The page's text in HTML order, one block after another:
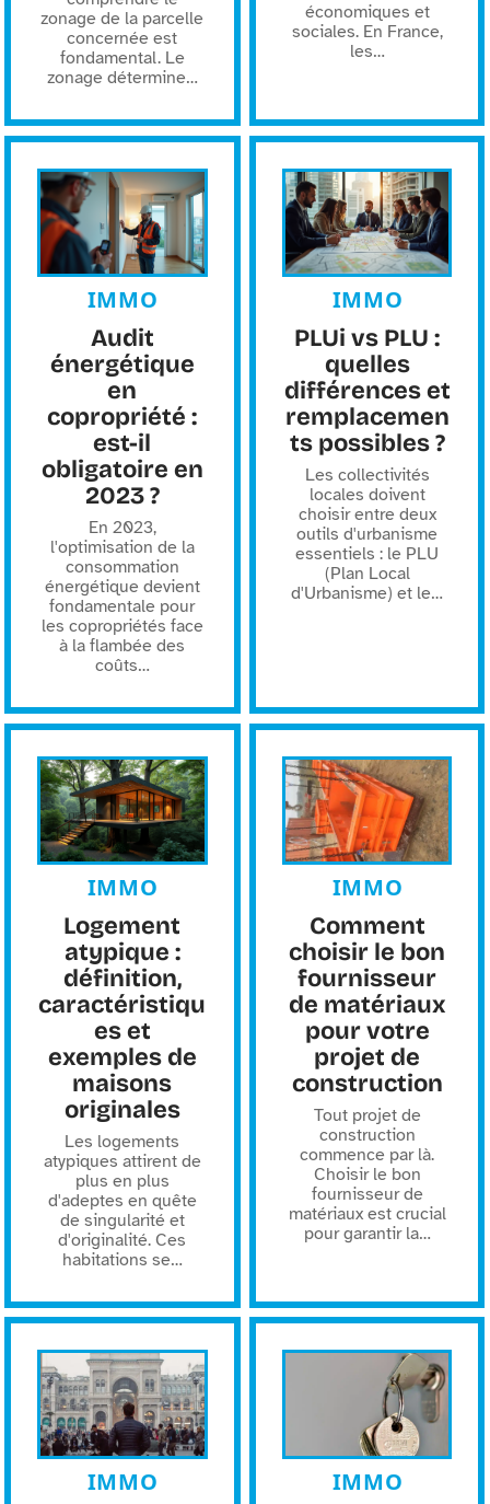
zonage de la parcelle
concernée est
fondamental. Le
zonage détermine…
économiques et
sociales. En France,
les…
IMMO
Audit
énergétique
en
copropriété :
est-il
obligatoire en
2023 ?
En 2023,
l'optimisation de la
consommation
énergétique devient
fondamentale pour
les copropriétés face
à la flambée des
coûts…
IMMO
PLUi vs PLU :
quelles
différences et
remplacemen
ts possibles ?
Les collectivités
locales doivent
choisir entre deux
outils d'urbanisme
essentiels : le PLU
(Plan Local
d'Urbanisme) et le…
IMMO
Logement
atypique :
définition,
caractéristiqu
es et
exemples de
maisons
originales
Les logements
atypiques attirent de
plus en plus
d'adeptes en quête
de singularité et
d'originalité. Ces
habitations se…
IMMO
Comment
choisir le bon
fournisseur
de matériaux
pour votre
projet de
construction
Tout projet de
construction
commence par là.
Choisir le bon
fournisseur de
matériaux est crucial
pour garantir la…
IMMO IMMO